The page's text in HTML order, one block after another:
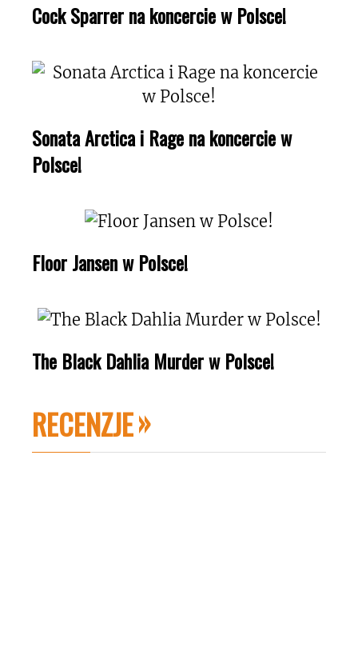
Cock Sparrer na koncercie w Polsce!
Sonata Arctica i Rage na koncercie w
Polsce!
Floor Jansen w Polsce!
The Black Dahlia Murder w Polsce!
RECENZJE